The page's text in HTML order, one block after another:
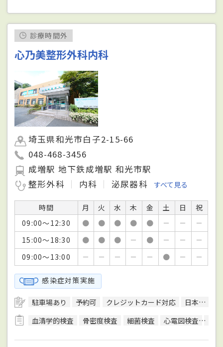
診療時間外
心乃美整形外科内科
埼玉県和光市白子2-15-66
048-468-3456
成増駅 地下鉄成増駅 和光市駅
整形外科
内科 泌尿器科 すべて見る
時間 月 火 水 木 金 土 日
祝
09:00～12:30
● ● ● ● ● － －
－
15:00～18:30
● ● ● － ● － －
－
09:00～13:00
－ － － － － ● － －
感染症対策実施
駐車場あり 予約可 クレジットカード対応
日本整形外科学会整形外科専門医
血清学的検査
骨密度検査 細菌検査 心電図検査